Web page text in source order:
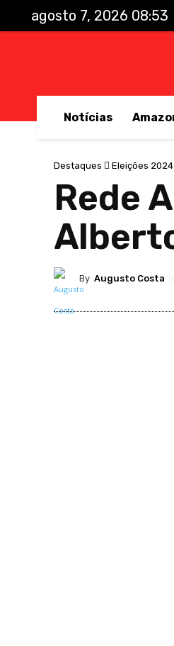
agosto 7, 2026 08:53
Notícias
Destaques Eleições 2024
Rede
By Augusto Costa